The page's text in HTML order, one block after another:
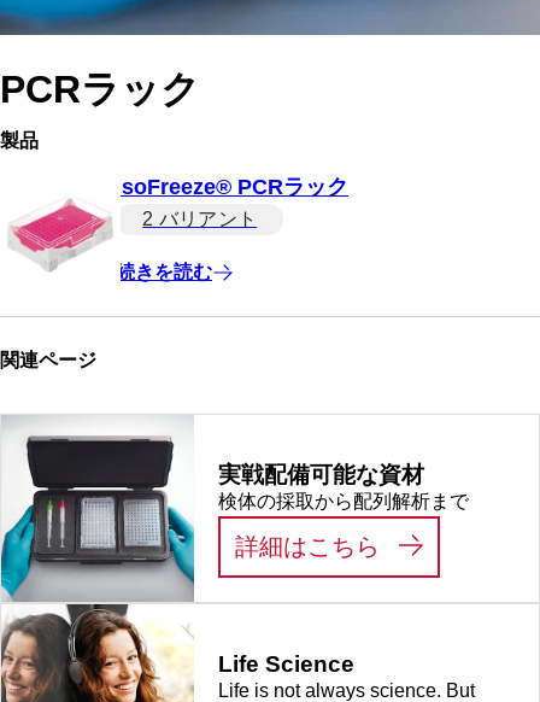
PCRラック
製品
IsoFreeze® PCRラック
2 バリアント
続きを読む
関連ページ
実戦配備可能な資材
検体の採取から配列解析まで
詳細はこちら 実戦配備可
Life Science
Life is not always science. But